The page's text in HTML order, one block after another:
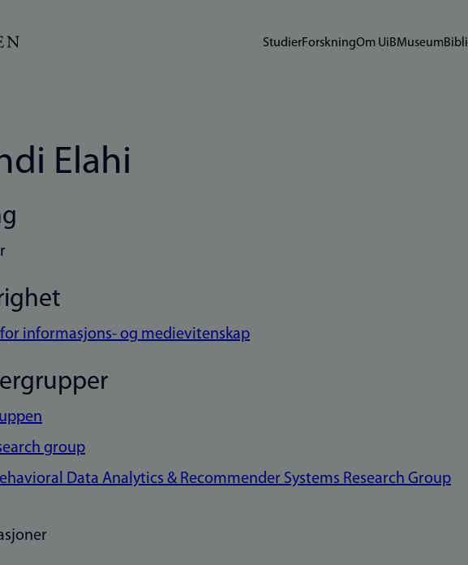
StudierForskningOm UiBMuseum
Elahi
informasjons- og medievitenskap
group
Data Analytics & Recommender Systems Research Group